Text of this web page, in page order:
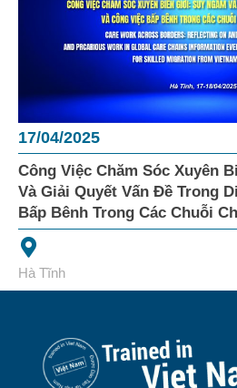
17/04/2025
Công Việc Chăm Sóc Xuyên
Và Giải Quyết Vấn Đề Trong
Bấp Bênh Trong Các Chuỗi
Hà Tĩnh